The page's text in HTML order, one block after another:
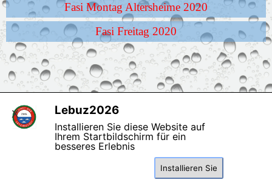
Fasi Montag Altersheime 2020
Fasi Freitag 2020
Letzibuzäli
Lebuz2026
Installieren Sie diese Website auf
Ihrem Startbildschirm für ein
besseres Erlebnis
Installieren Sie
X